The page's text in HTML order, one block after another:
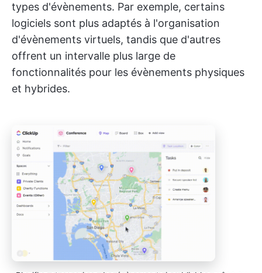
types d'évènements. Par exemple, certains
logiciels sont plus adaptés à l'organisation
d'évènements virtuels, tandis que d'autres
offrent un intervalle plus large de
fonctionnalités pour les évènements physiques
et hybrides.